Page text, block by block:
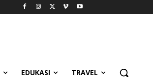
EDUKASI TRAVEL